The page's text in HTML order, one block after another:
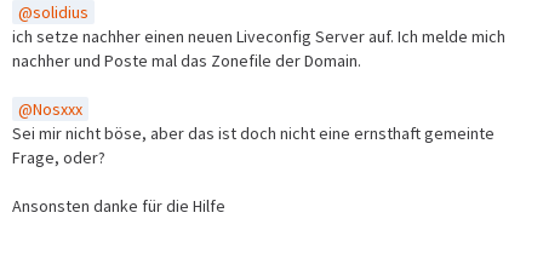
solidius
ich setze nachher einen neuen Liveconfig Server auf. Ich melde mich
nachher und Poste mal das Zonefile der Domain.
Nosxxx
Sei mir nicht böse, aber das ist doch nicht eine ernsthaft gemeinte
Frage, oder?
Ansonsten danke für die Hilfe